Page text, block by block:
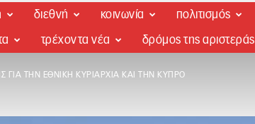
διεθνή κοινωνία πολιτισμός
τρέχοντα νέα δρόμος της αριστεράς
ΓΙΑ ΤΗΝ ΕΘΝΙΚΉ ΚΥΡΙΑΡΧΊΑ ΚΑΙ ΤΗΝ ΚΎΠΡΟ